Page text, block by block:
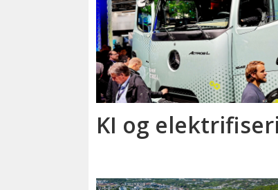
KI og